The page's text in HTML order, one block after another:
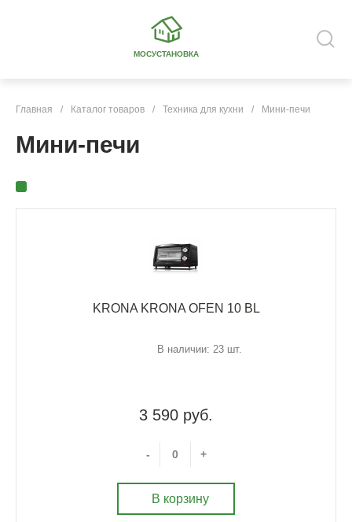
МОСУСТАНОВКА
Главная / Каталог товаров / Техника для кухни / Мини-печи
Мини-печи
KRONA KRONA OFEN 10 BL
В наличии: 23 шт.
3 590 руб.
- +
В корзину